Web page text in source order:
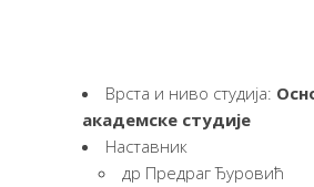
Врста и ниво студија:
академске студије
Наставник
др Предраг Ђуровић